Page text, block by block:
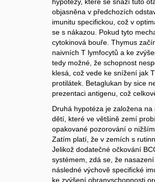
objasněna v předchozích
imunitu specifickou, což v
se s nákazou. Pokud tyto
cytokinová bouře. Thymus
naivních T lymfocytů a ke
tedy možné, že schopnost
klesá, což vede ke snížení jak
protilátek. Betaglukan by sice
prezentaci antigenu, což
Druhá hypotéza je založena
dětí, které ve většině zemí
opakované pozorování o
Zatím platí, že v zemích s
Jelikož dodatečné očkování
systémem, zdá se, že
následné výchově specifické
ke zvýšení obranyschopnosti